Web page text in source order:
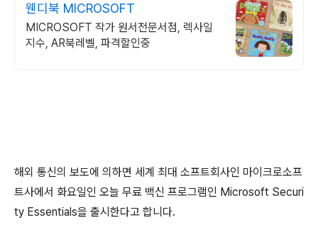
웬디북 MICROSOFT
MICROSOFT 작가 원서전문서점, 렉사일
지수, AR북레벨, 파격할인중
해외 통신의 보도에 의하면 세계 최대 소프트회사인 마이크로소프
트사에서 화요일인 오늘 무료 백신 프로그램인 Microsoft Securi
ty Essentials을 출시한다고 합니다.